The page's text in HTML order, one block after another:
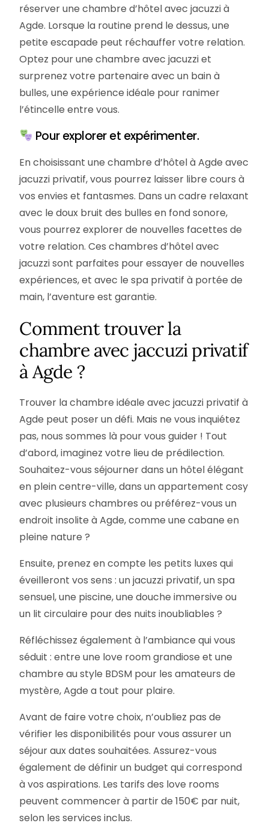
réserver une chambre d’hôtel avec jacuzzi à
Agde. Lorsque la routine prend le dessus, une
petite escapade peut réchauffer votre relation.
Optez pour une chambre avec jacuzzi et
surprenez votre partenaire avec un bain à
bulles, une expérience idéale pour ranimer
l’étincelle entre vous.
Pour explorer et expérimenter.
En choisissant une chambre d’hôtel à Agde avec
jacuzzi privatif, vous pourrez laisser libre cours à
vos envies et fantasmes. Dans un cadre relaxant
avec le doux bruit des bulles en fond sonore,
vous pourrez explorer de nouvelles facettes de
votre relation. Ces chambres d’hôtel avec
jacuzzi sont parfaites pour essayer de nouvelles
expériences, et avec le spa privatif à portée de
main, l’aventure est garantie.
Comment trouver la
chambre avec jaccuzi privatif
à Agde ?
Trouver la chambre idéale avec jacuzzi privatif à
Agde peut poser un défi. Mais ne vous inquiétez
pas, nous sommes là pour vous guider ! Tout
d’abord, imaginez votre lieu de prédilection.
Souhaitez-vous séjourner dans un hôtel élégant
en plein centre-ville, dans un appartement cosy
avec plusieurs chambres ou préférez-vous un
endroit insolite à Agde, comme une cabane en
pleine nature ?
Ensuite, prenez en compte les petits luxes qui
éveilleront vos sens : un jacuzzi privatif, un spa
sensuel, une piscine, une douche immersive ou
un lit circulaire pour des nuits inoubliables ?
Réfléchissez également à l’ambiance qui vous
séduit : entre une love room grandiose et une
chambre au style BDSM pour les amateurs de
mystère, Agde a tout pour plaire.
Avant de faire votre choix, n’oubliez pas de
vérifier les disponibilités pour vous assurer un
séjour aux dates souhaitées. Assurez-vous
également de définir un budget qui correspond
à vos aspirations. Les tarifs des love rooms
peuvent commencer à partir de 150€ par nuit,
selon les services inclus.